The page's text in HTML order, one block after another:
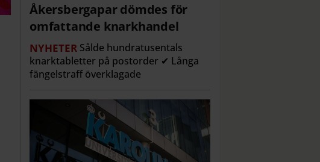
Åkersbergapar dömdes för
omfattande knarkhandel
NYHETER Sålde hundratusentals
knarktabletter på postorder ✔ Långa
fängelstraff överklagade